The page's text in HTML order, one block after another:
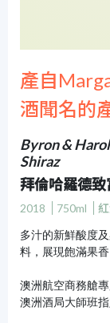
產自
酒聞名的
Byron &
Shiraz
拜倫哈羅德致
2018 750ml
多汁的新鮮酸度
料，展現飽滿果
澳洲航空商務艙
澳洲酒局大師班